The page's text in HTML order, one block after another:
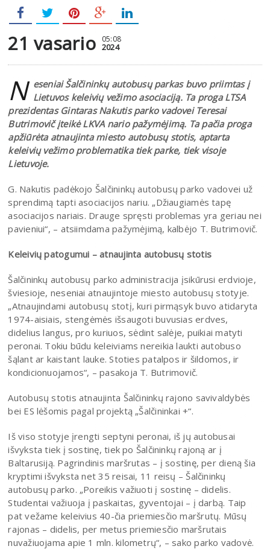
21 vasario 05:08
2024
N eseniai Šalčininkų autobusų parkas buvo priimtas į
Lietuvos keleivių vežimo asociaciją. Ta proga LTSA
prezidentas Gintaras Nakutis parko vadovei Teresai
Butrimovič įteikė LKVA nario pažymėjimą. Ta pačia proga
apžiūrėta atnaujinta miesto autobusų stotis, aptarta
keleivių vežimo problematika tiek parke, tiek visoje
Lietuvoje.
G. Nakutis padėkojo Šalčininkų autobusų parko vadovei už
sprendimą tapti asociacijos nariu. „Džiaugiamės tapę
asociacijos nariais. Drauge spręsti problemas yra geriau nei
pavieniui“, – atsiimdama pažymėjimą, kalbėjo T. Butrimovič.
Keleivių patogumui – atnaujinta autobusų stotis
Šalčininkų autobusų parko administracija įsikūrusi erdvioje,
šviesioje, neseniai atnaujintoje miesto autobusų stotyje.
„Atnaujindami autobusų stotį, kuri pirmąsyk buvo atidaryta
1974-aisiais, stengėmės išsaugoti buvusias erdves,
didelius langus, pro kuriuos, sėdint salėje, puikiai matyti
peronai. Tokiu būdu keleiviams nereikia laukti autobuso
šąlant ar kaistant lauke. Stoties patalpos ir šildomos, ir
kondicionuojamos“, – pasakoja T. Butrimovič.
Autobusų stotis atnaujinta Šalčininkų rajono savivaldybės
bei ES lėšomis pagal projektą „Šalčininkai +“.
Iš viso stotyje įrengti septyni peronai, iš jų autobusai
išvyksta tiek į sostinę, tiek po Šalčininkų rajoną ar į
Baltarusiją. Pagrindinis maršrutas – į sostinę, per dieną šia
kryptimi išvyksta net 35 reisai, 11 reisų – Šalčininkų
autobusų parko. „Poreikis važiuoti į sostinę – didelis.
Studentai važiuoja į paskaitas, gyventojai – į darbą. Taip
pat vežame keleivius 40-čia priemiesčio maršrutų. Mūsų
rajonas – didelis, per metus priemiesčio maršrutais
nuvažiuojama apie 1 mln. kilometrų“, – sako parko vadovė.